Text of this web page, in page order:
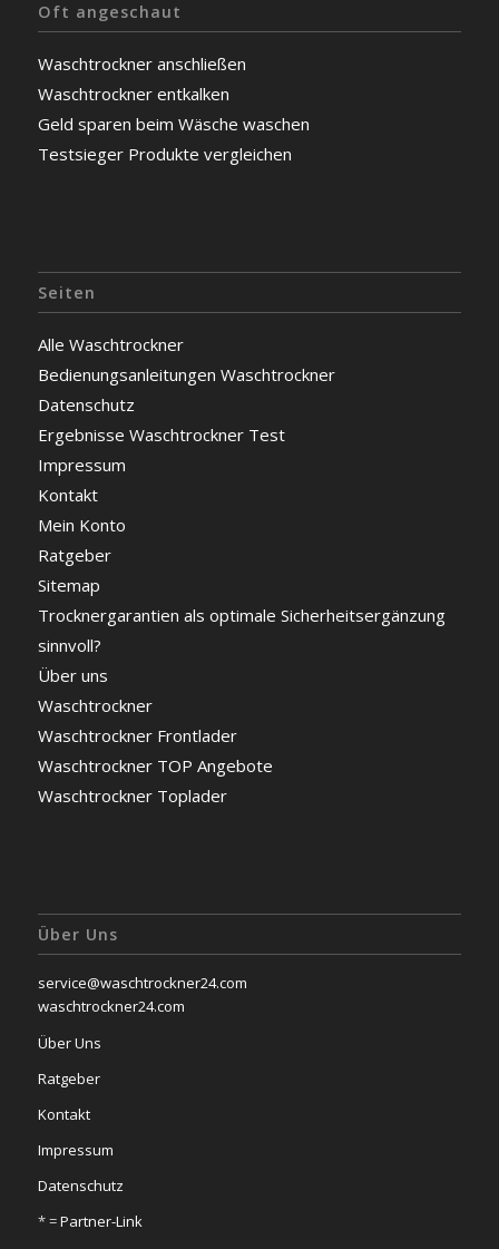
Oft angeschaut
Waschtrockner anschließen
Waschtrockner entkalken
Geld sparen beim Wäsche waschen
Testsieger Produkte vergleichen
Seiten
Alle Waschtrockner
Bedienungsanleitungen Waschtrockner
Datenschutz
Ergebnisse Waschtrockner Test
Impressum
Kontakt
Mein Konto
Ratgeber
Sitemap
Trocknergarantien als optimale Sicherheitsergänzung
sinnvoll?
Über uns
Waschtrockner
Waschtrockner Frontlader
Waschtrockner TOP Angebote
Waschtrockner Toplader
Über Uns
service@waschtrockner24.com
waschtrockner24.com
Über Uns
Ratgeber
Kontakt
Impressum
Datenschutz
* =Partner-Link